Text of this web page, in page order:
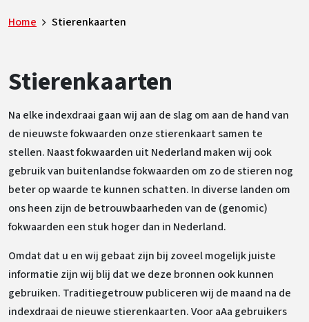
Home Stierenkaarten
Stierenkaarten
Na elke indexdraai gaan wij aan de slag om aan de hand van
de nieuwste fokwaarden onze stierenkaart samen te
stellen. Naast fokwaarden uit Nederland maken wij ook
gebruik van buitenlandse fokwaarden om zo de stieren nog
beter op waarde te kunnen schatten. In diverse landen om
ons heen zijn de betrouwbaarheden van de (genomic)
fokwaarden een stuk hoger dan in Nederland.
Omdat dat u en wij gebaat zijn bij zoveel mogelijk juiste
informatie zijn wij blij dat we deze bronnen ook kunnen
gebruiken. Traditiegetrouw publiceren wij de maand na de
indexdraai de nieuwe stierenkaarten. Voor aAa gebruikers